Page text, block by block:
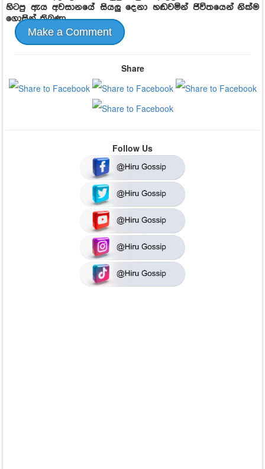
හිටපු ඇය අවසානයේ සියලු දෙනා හඬවමින් ජිවිතයෙන් නික්ම
ගොසින් තිබුණා.
Make a Comment
Share
Follow Us